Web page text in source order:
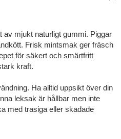
av mjukt naturligt gummi. Piggar
Frisk mintsmak ger fräsch
för säkert och smärtfritt
kraft.
Ha alltid uppsikt över din
leksak är hållbar men inte
med trasiga eller skadade